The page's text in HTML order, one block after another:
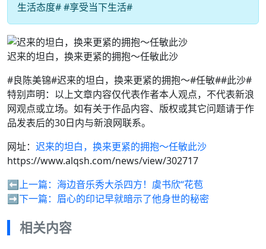
生活态度# #享受当下生活#
迟来的坦白，换来更紧的拥抱～任敏此沙
#良陈美锦#迟来的坦白，换来更紧的拥抱～#任敏##此沙#
特别声明：以上文章内容仅代表作者本人观点，不代表新浪
网观点或立场。如有关于作品内容、版权或其它问题请于作
品发表后的30日内与新浪网联系。
网址： 迟来的坦白，换来更紧的拥抱～任敏此沙
https://www.alqsh.com/news/view/302717
⬅️上一篇： 海边音乐秀大杀四方！虞书欣“花苞
➡️下一篇： 眉心的印记早就暗示了他身世的秘密
相关内容